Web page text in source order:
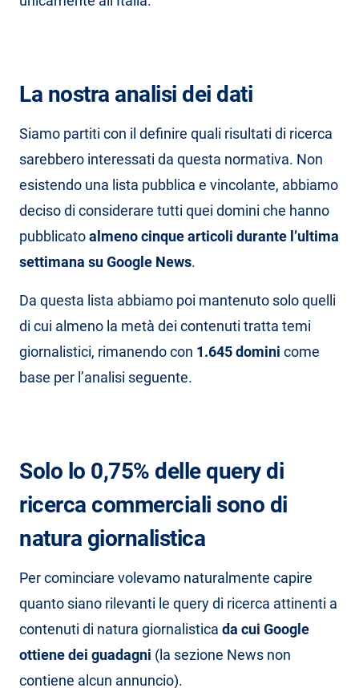
La nostra analisi dei dati
Siamo partiti con il definire quali risultati di ricerca
sarebbero interessati da questa normativa. Non
esistendo una lista pubblica e vincolante, abbiamo
deciso di considerare tutti quei domini che hanno
pubblicatoalmeno cinque articoli durante l’ultima
settimana su Google News.
Da questa lista abbiamo poi mantenuto solo quelli
di cui almeno la metà dei contenuti tratta temi
giornalistici, rimanendo con 1.645 domini come
base per l’analisi seguente.
Solo lo 0,75% delle query di
ricerca commerciali sono di
natura giornalistica
Per cominciare volevamo naturalmente capire
quanto siano rilevanti le query di ricerca attinenti a
contenuti di natura giornalistica da cui Google
ottiene dei guadagni (la sezione News non
contiene alcun annuncio).